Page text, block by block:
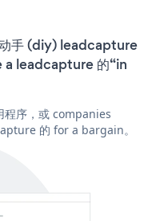
手 (diy) leadcapture
a leadcapture 的“in
序，或 companies
的 for a bargain。